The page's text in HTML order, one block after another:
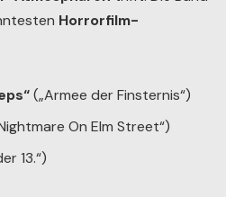
Horrorfilm-
(„Armee der Finsternis“)
On Elm Street“)
13.“)